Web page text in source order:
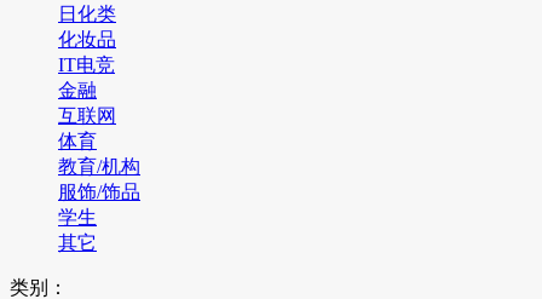
日化类
化妆品
IT电竞
金融
互联网
体育
教育/机构
服饰/饰品
学生
其它
类别：